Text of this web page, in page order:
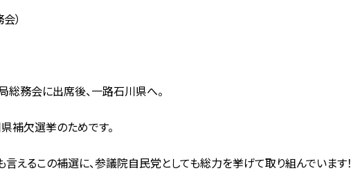
）
務会に出席後、一路石川県へ。
補欠選挙のためです。
えるこの補選に、参議院自民党としても総力を挙げて取り組んでいます！